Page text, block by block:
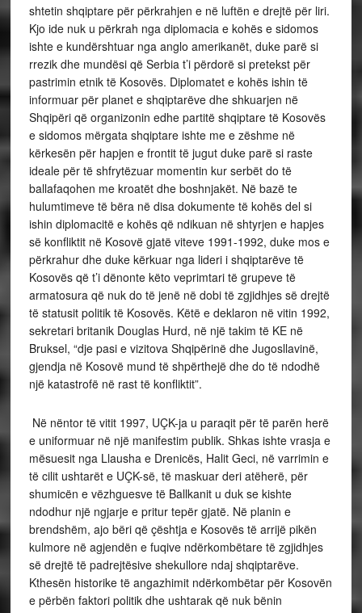
shtetin shqiptare për përkrahjen e në luftën e drejtë për liri.
Kjo ide nuk u përkrah nga diplomacia e kohës e sidomos
ishte e kundërshtuar nga anglo amerikanët, duke parë si
rrezik dhe mundësi që Serbia t’i përdorë si pretekst për
pastrimin etnik të Kosovës. Diplomatet e kohës ishin të
informuar për planet e shqiptarëve dhe shkuarjen në
Shqipëri që organizonin edhe partitë shqiptare të Kosovës
e sidomos mërgata shqiptare ishte me e zëshme në
kërkesën për hapjen e frontit të jugut duke parë si raste
ideale për të shfrytëzuar momentin kur serbët do të
ballafaqohen me kroatët dhe boshnjakët. Në bazë te
hulumtimeve të bëra në disa dokumente të kohës del si
ishin diplomacitë e kohës që ndikuan në shtyrjen e hapjes
së konfliktit në Kosovë gjatë viteve 1991-1992, duke mos e
përkrahur dhe duke kërkuar nga lideri i shqiptarëve të
Kosovës që t’i dënonte këto veprimtari të grupeve të
armatosura që nuk do të jenë në dobi të zgjidhjes së drejtë
të statusit politik të Kosovës. Këtë e deklaron në vitin 1992,
sekretari britanik Douglas Hurd, në një takim të KE në
Bruksel, “dje pasi e vizitova Shqipërinë dhe Jugosllavinë,
gjendja në Kosovë mund të shpërthejë dhe do të ndodhë
një katastrofë në rast të konfliktit”.
Në nëntor të vitit 1997, UÇK-ja u paraqit për të parën herë
e uniformuar në një manifestim publik. Shkas ishte vrasja e
mësuesit nga Llausha e Drenicës, Halit Geci, në varrimin e
të cilit ushtarët e UÇK-së, të maskuar deri atëherë, për
shumicën e vëzhguesve të Ballkanit u duk se kishte
ndodhur një ngjarje e pritur tepër gjatë. Në planin e
brendshëm, ajo bëri që çështja e Kosovës të arrijë pikën
kulmore në agjendën e fuqive ndërkombëtare të zgjidhjes
së drejtë të padrejtësive shekullore ndaj shqiptarëve.
Kthesën historike të angazhimit ndërkombëtar për Kosovën
e përbën faktori politik dhe ushtarak që nuk bënin